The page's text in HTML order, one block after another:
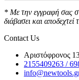
* Με την εγγραφή σας
διάβασει και αποδεχτεί
Contact Us
Αριστόφρονος
2155409263 /